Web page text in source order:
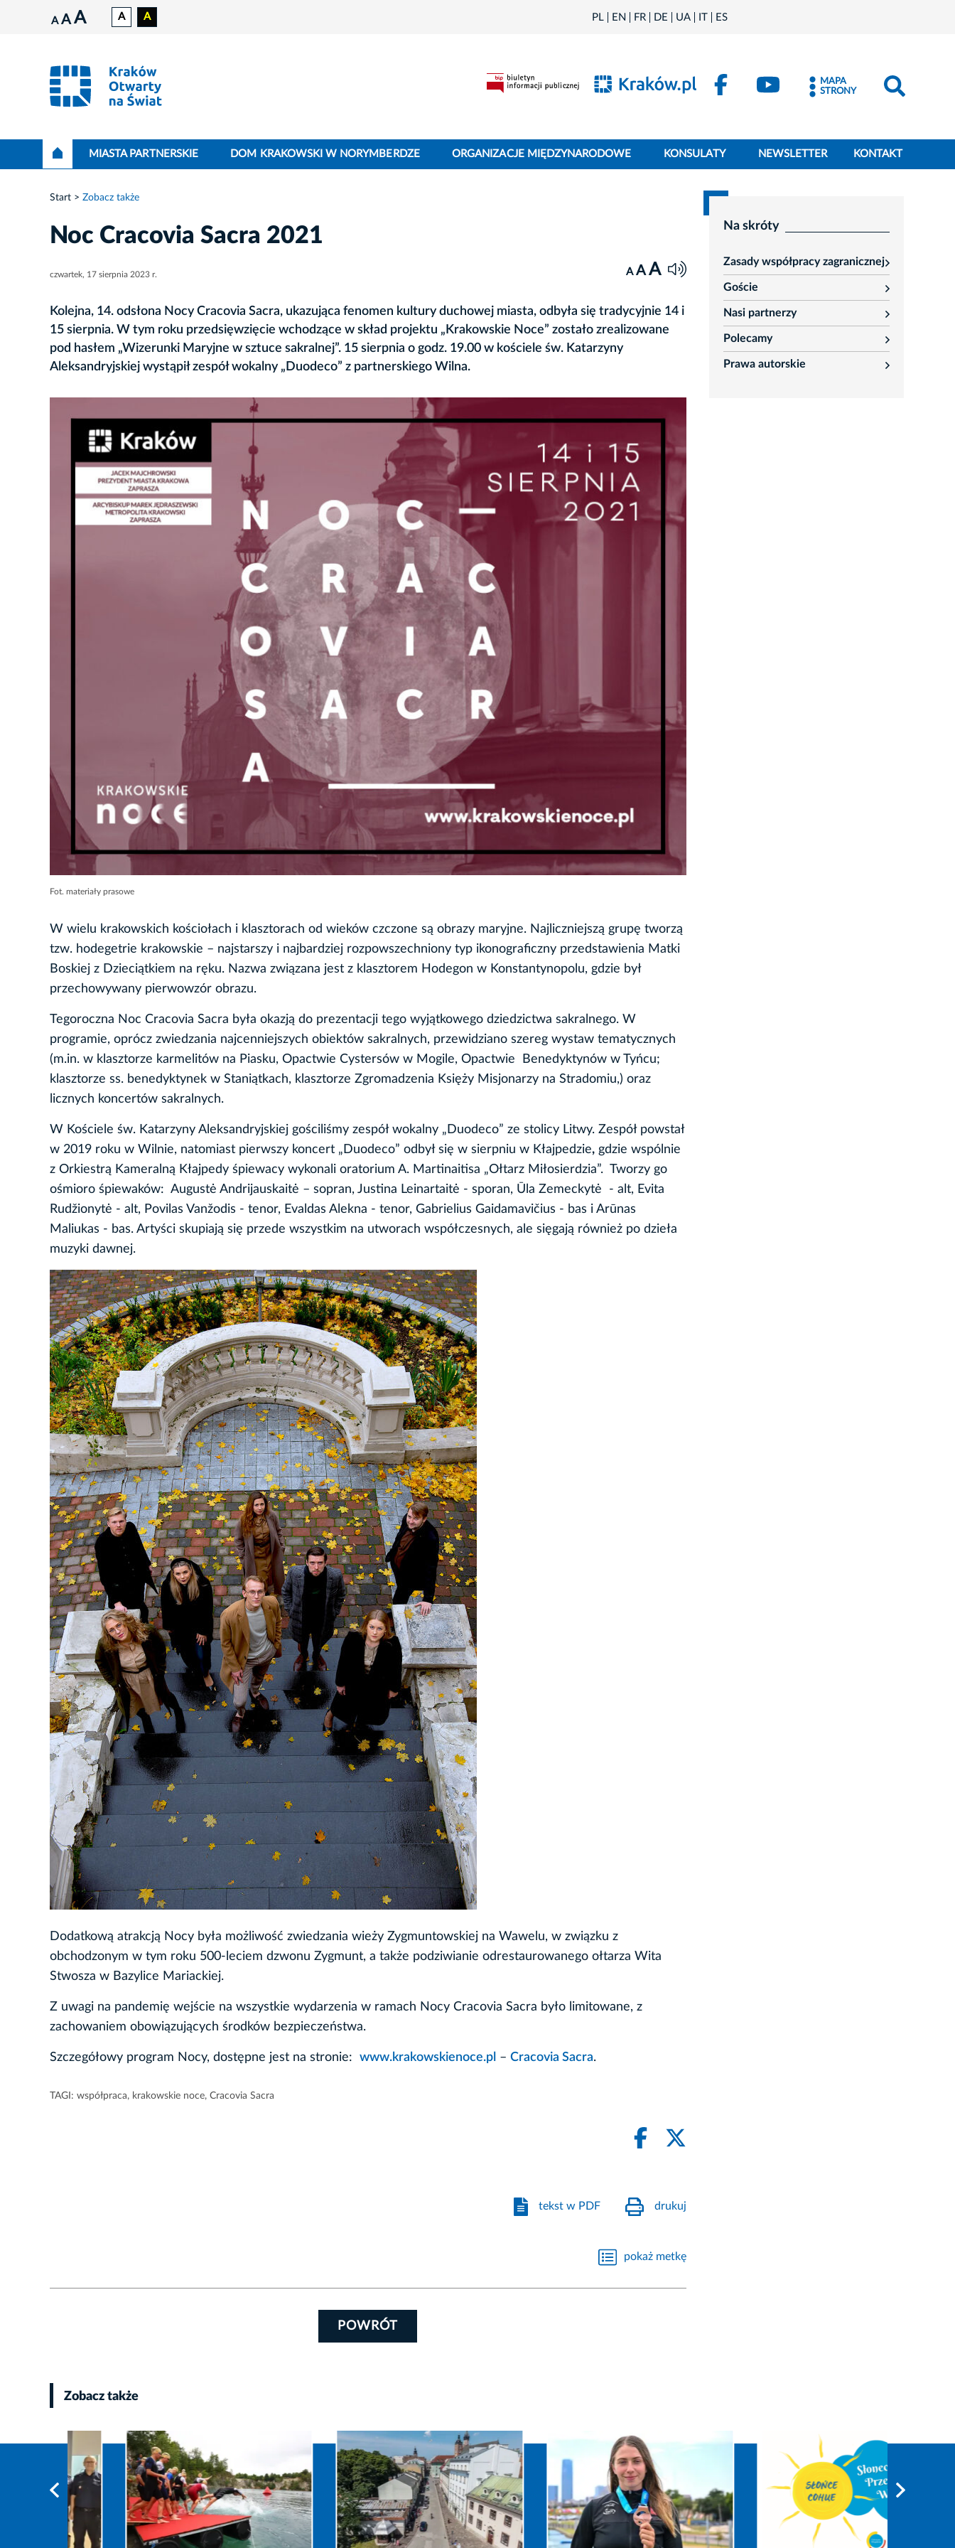
A A A A A PL EN FR DE UA IT ES
MAPA
STRONY
MIASTA PARTNERSKIE DOM KRAKOWSKI W NORYMBERDZE ORGANIZACJE MIĘDZYNARODOWE KONSULATY NEWSLETTER KONTAKT
Start Zobacz także
Noc Cracovia Sacra 2021
czwartek, 17 sierpnia 2023 r. A A A
Kolejna, 14. odsłona Nocy Cracovia Sacra, ukazująca fenomen kultury duchowej miasta, odbyła się tradycyjnie 14 i
15 sierpnia. W tym roku przedsięwzięcie wchodzące w skład projektu „Krakowskie Noce” zostało zrealizowane
pod hasłem „Wizerunki Maryjne w sztuce sakralnej”. 15 sierpnia o godz. 19.00 w kościele św. Katarzyny
Aleksandryjskiej wystąpił zespół wokalny „Duodeco” z partnerskiego Wilna.
Fot. materiały prasowe
W wielu krakowskich kościołach i klasztorach od wieków czczone są obrazy maryjne. Najliczniejszą grupę tworzą
tzw. hodegetrie krakowskie – najstarszy i najbardziej rozpowszechniony typ ikonograficzny przedstawienia Matki
Boskiej z Dzieciątkiem na ręku. Nazwa związana jest z klasztorem Hodegon w Konstantynopolu, gdzie był
przechowywany pierwowzór obrazu.
Tegoroczna Noc Cracovia Sacra była okazją do prezentacji tego wyjątkowego dziedzictwa sakralnego. W
programie, oprócz zwiedzania najcenniejszych obiektów sakralnych, przewidziano szereg wystaw tematycznych
(m.in. w klasztorze karmelitów na Piasku, Opactwie Cystersów w Mogile, Opactwie Benedyktynów w Tyńcu;
klasztorze ss. benedyktynek w Staniątkach, klasztorze Zgromadzenia Księży Misjonarzy na Stradomiu,) oraz
licznych koncertów sakralnych.
W Kościele św. Katarzyny Aleksandryjskiej gościliśmy zespół wokalny „Duodeco” ze stolicy Litwy. Zespół powstał
w 2019 roku w Wilnie, natomiast pierwszy koncert „Duodeco” odbył się w sierpniu w Kłajpedzie, gdzie wspólnie
z Orkiestrą Kameralną Kłajpedy śpiewacy wykonali oratorium A. Martinaitisa „Ołtarz Miłosierdzia”. Tworzy go
ośmioro śpiewaków: Augustė Andrijauskaitė – sopran, Justina Leinartaitė - sporan, Ūla Zemeckytė - alt, Evita
Rudžionytė - alt, Povilas Vanžodis - tenor, Evaldas Alekna - tenor, Gabrielius Gaidamavičius - bas i Arūnas
Maliukas - bas. Artyści skupiają się przede wszystkim na utworach współczesnych, ale sięgają również po dzieła
muzyki dawnej.
Dodatkową atrakcją Nocy była możliwość zwiedzania wieży Zygmuntowskiej na Wawelu, w związku z
obchodzonym w tym roku 500-leciem dzwonu Zygmunt, a także podziwianie odrestaurowanego ołtarza Wita
Stwosza w Bazylice Mariackiej.
Z uwagi na pandemię wejście na wszystkie wydarzenia w ramach Nocy Cracovia Sacra było limitowane, z
zachowaniem obowiązujących środków bezpieczeństwa.
Szczegółowy program Nocy, dostępne jest na stronie: www.krakowskienoce.pl – Cracovia Sacra.
TAGI: współpraca, krakowskie noce, Cracovia Sacra
tekst w PDF drukuj
pokaż metkę
POWRÓT
Na skróty
Zasady współpracy zagranicznej
rozwiń
Goście
rozwiń
Nasi partnerzy
rozwiń
Polecamy
rozwiń
Prawa autorskie
rozwiń
Zobacz także